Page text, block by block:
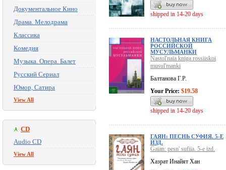
Документальное Кино
Драма. Мелодрама
Классика
Комедия
Музыка. Опера. Балет
Русский Сериал
Юмор, Сатира
View All
CD
Audio CD
View All
shipped in 14-20 days
НАСТОЛЬНАЯ КНИГА
РОССИЙСКОЙ
МУСУЛЬМАНКИ
Nastol'naia kniga rossiiskoi
musul'manki
Балтанова Г.Р.
Your Price: $19.58
shipped in 14-20 days
ГАЯН: ПЕСНЬ СУФИЯ. 5-Е
ИЗД.
Gaian: pesn' sufiia. 5-e izd.
Хазрат Инайят Хан